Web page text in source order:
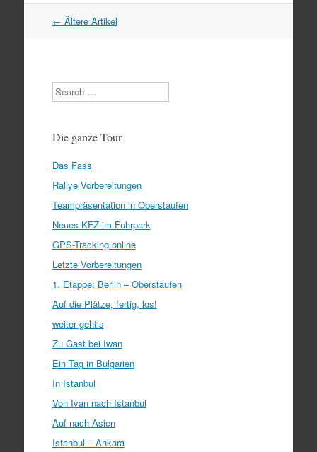
Artikel
← Ältere Artikel
Search
Die ganze Tour
Das Fass
Rallye Vorbereitungen
Teampräsentation in Oberstaufen
Neues KFZ im Fuhrpark
GPS-Tracking online
Letzte Vorbereitungen
1. Etappe: Berlin – Oberstaufen
Auf die Plätze, fertig, los!
weiter geht’s
Zu Gast bei Iwan
Ein Tag in Bulgarien
In Istanbul
Von Ivan nach Istanbul
Auf nach Asien
Istanbul – Ankara